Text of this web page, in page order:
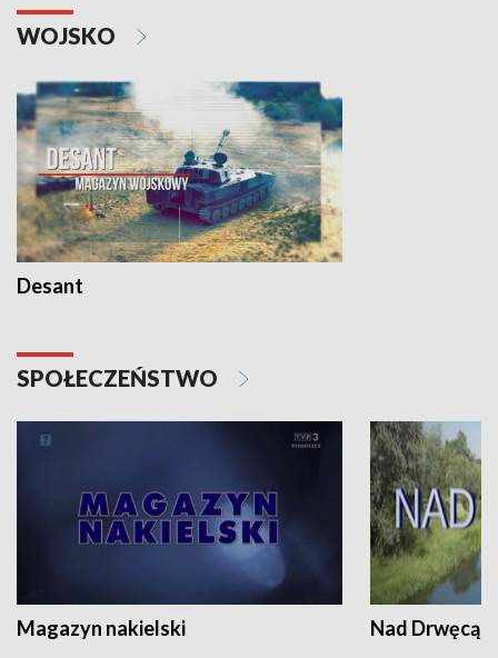
WOJSKO
Desant
SPOŁECZEŃSTWO
Magazyn nakielski Nad Drwęcą